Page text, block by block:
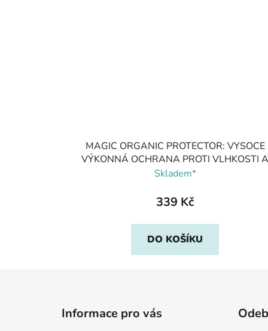
MAGIC ORGANIC PROTECTOR: VYSOCE
VÝKONNÁ OCHRANA PROTI VLHKOSTI
ŠPÍNĚ, Pedag
Skladem*
339 Kč
DO KOŠÍKU
Informace pro vás